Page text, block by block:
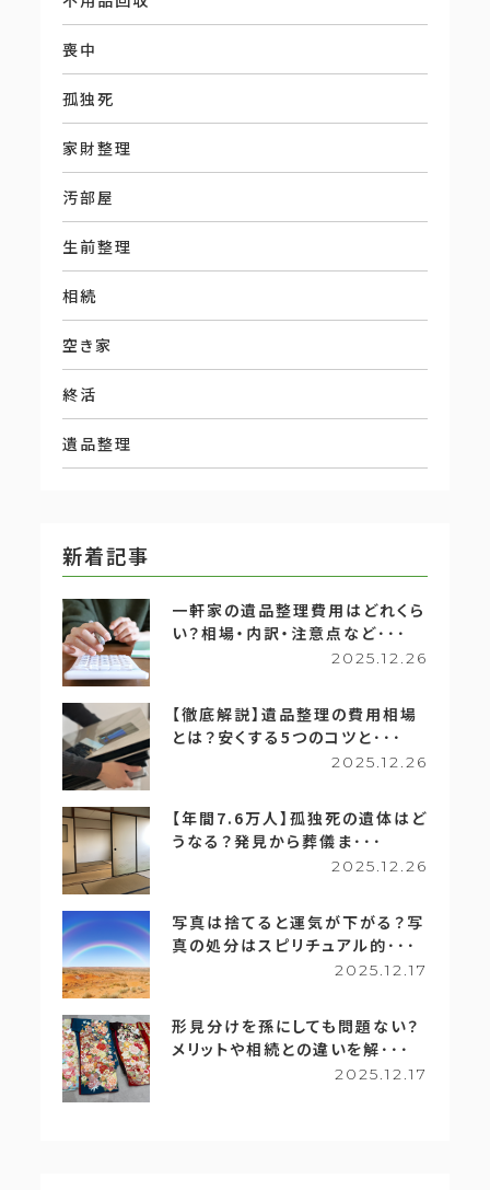
喪中
孤独死
家財整理
汚部屋
生前整理
相続
空き家
終活
遺品整理
新着記事
一軒家の遺品整理費用はどれくら
い？相場・内訳・注意点など･･･
2025.12.26
【徹底解説】遺品整理の費用相場
とは？安くする5つのコツと･･･
2025.12.26
【年間7.6万人】孤独死の遺体はど
うなる？発見から葬儀ま･･･
2025.12.26
写真は捨てると運気が下がる？写
真の処分はスピリチュアル的･･･
2025.12.17
形見分けを孫にしても問題ない？
メリットや相続との違いを解･･･
2025.12.17